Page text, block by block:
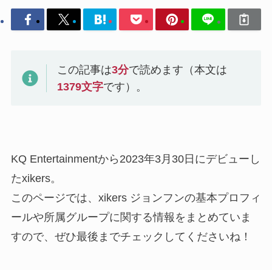
この記事は3分で読めます（本文は
1379文字です）。
KQ Entertainmentから2023年3月30日にデビューし
たxikers。
このページでは、xikers ジョンフンの基本プロフィ
ールや所属グループに関する情報をまとめていま
すので、ぜひ最後までチェックしてくださいね！